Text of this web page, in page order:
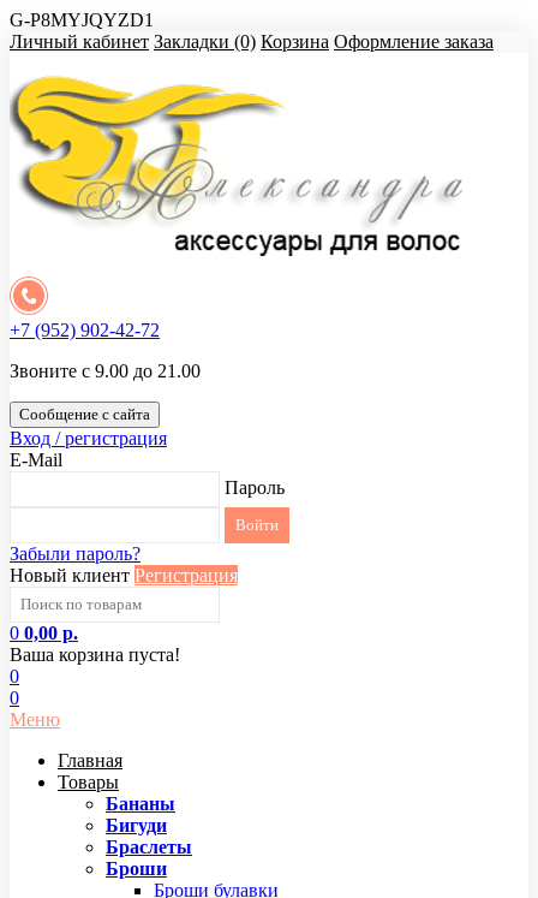
G-P8MYJQYZD1
Личный кабинет Закладки (0) Корзина Оформление заказа
+7 (952) 902-42-72
Звоните с 9.00 до 21.00
Сообщение с сайта
Вход / регистрация
E-Mail
Пароль
Забыли пароль?
Новый клиент Регистрация
0 0,00 р.
Ваша корзина пуста!
0
0
Меню
Главная
Товары
Бананы
Бигуди
Браслеты
Броши
Броши булавки